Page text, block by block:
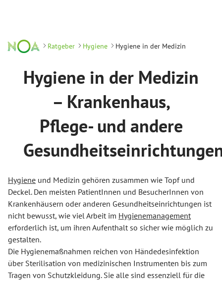
Ratgeber Hygiene Hygiene in der Medizin
Hygiene in der Medizin
– Krankenhaus,
Pflege- und andere
Hygiene und Medizin gehören zusammen wie Topf und
Deckel. Den meisten PatientInnen und BesucherInnen von
Krankenhäusern oder anderen Gesundheitseinrichtungen ist
nicht bewusst, wie viel Arbeit im Hygienemanagement
erforderlich ist, um ihren Aufenthalt so sicher wie möglich zu
gestalten.
Die Hygienemaßnahmen reichen von Händedesinfektion
über Sterilisation von medizinischen Instrumenten bis zum
Tragen von Schutzkleidung. Sie alle sind essenziell für die